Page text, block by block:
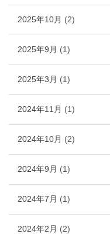
2025年10月 (2)
2025年9月 (1)
2025年3月 (1)
2024年11月 (1)
2024年10月 (2)
2024年9月 (1)
2024年7月 (1)
2024年2月 (2)